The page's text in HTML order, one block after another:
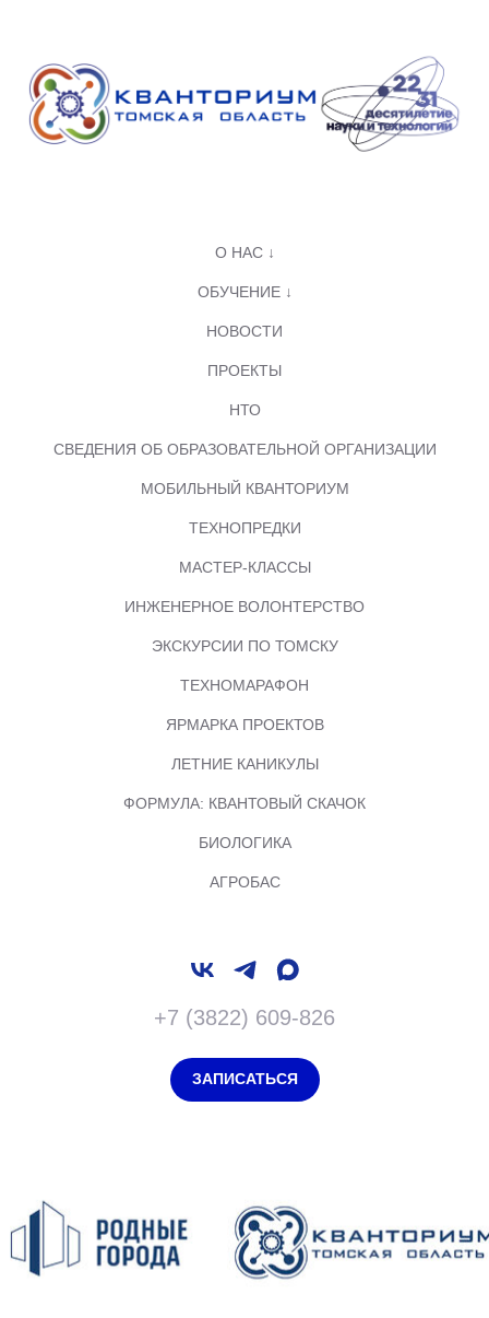
О НАС ↓
ОБУЧЕНИЕ ↓
НОВОСТИ
ПРОЕКТЫ
НТО
СВЕДЕНИЯ ОБ ОБРАЗОВАТЕЛЬНОЙ ОРГАНИЗАЦИИ
МОБИЛЬНЫЙ КВАНТОРИУМ
ТЕХНОПРЕДКИ
МАСТЕР-КЛАССЫ
ИНЖЕНЕРНОЕ ВОЛОНТЕРСТВО
ЭКСКУРСИИ ПО ТОМСКУ
ТЕХНОМАРАФОН
ЯРМАРКА ПРОЕКТОВ
ЛЕТНИЕ КАНИКУЛЫ
ФОРМУЛА: КВАНТОВЫЙ СКАЧОК
БИОЛОГИКА
АГРОБАС
+7 (3822) 609-826
ЗАПИСАТЬСЯ